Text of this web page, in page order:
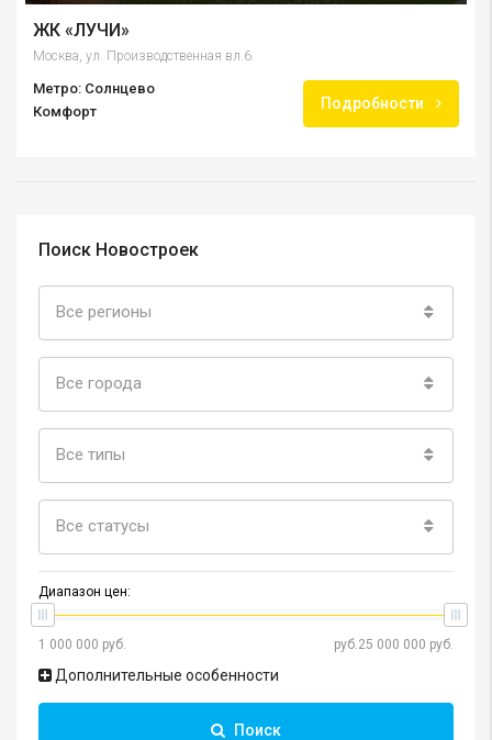
ЖК «ЛУЧИ»
Москва, ул. Производственная вл.6.
Метро: Солнцево
Комфорт
Подробности
Поиск Новостроек
Все регионы
Все города
Все типы
Все статусы
Диапазон цен:
Дополнительные особенности
Поиск